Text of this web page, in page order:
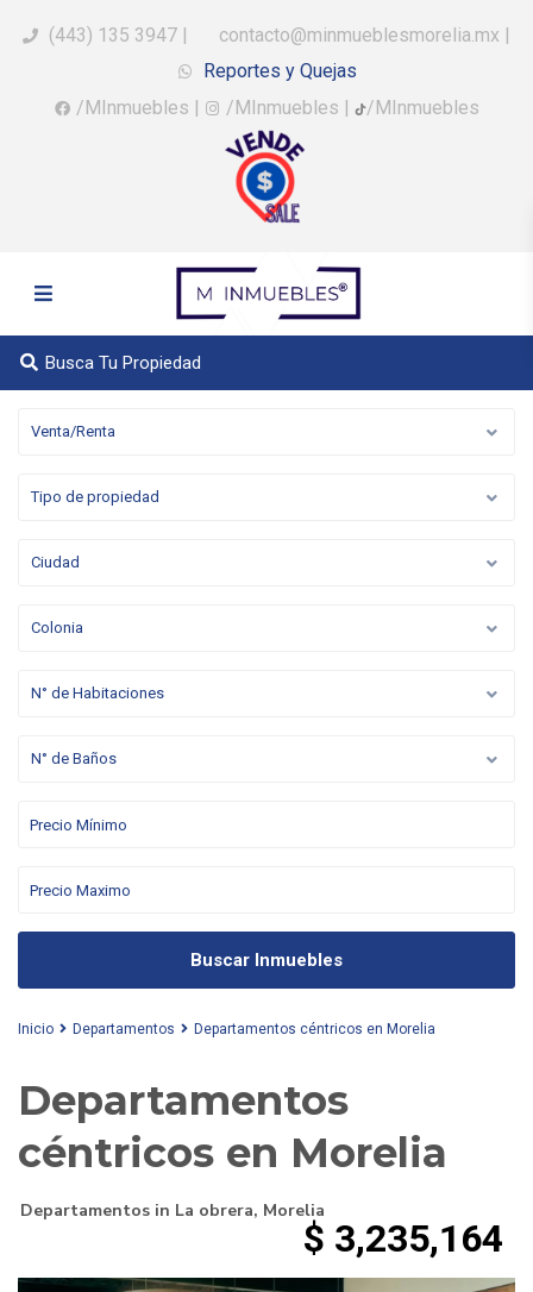
(443) 135 3947 | contacto@minmueblesmorelia.mx |
Reportes y Quejas
/MInmuebles | /MInmuebles | /MInmuebles
Busca Tu Propiedad
Venta/Renta
Tipo de propiedad
Ciudad
Colonia
N° de Habitaciones
N° de Baños
Buscar Inmuebles
Inicio Departamentos Departamentos céntricos en Morelia
Departamentos
céntricos en Morelia
Departamentos in La obrera, Morelia
$ 3,235,164